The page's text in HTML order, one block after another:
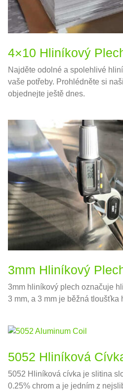
4×10 Hliníkový
Najděte odolné a spolehlivé
vaše potřeby. Prohlédněte si
objednejte ještě dnes.
3mm Hliníkový
3mm hliníkový plech označuje
3 mm, a 3 mm je běžná tloušťka
5052 Hliníková
5052 Hliníková cívka je slitina
0.25% chrom a je jedním z